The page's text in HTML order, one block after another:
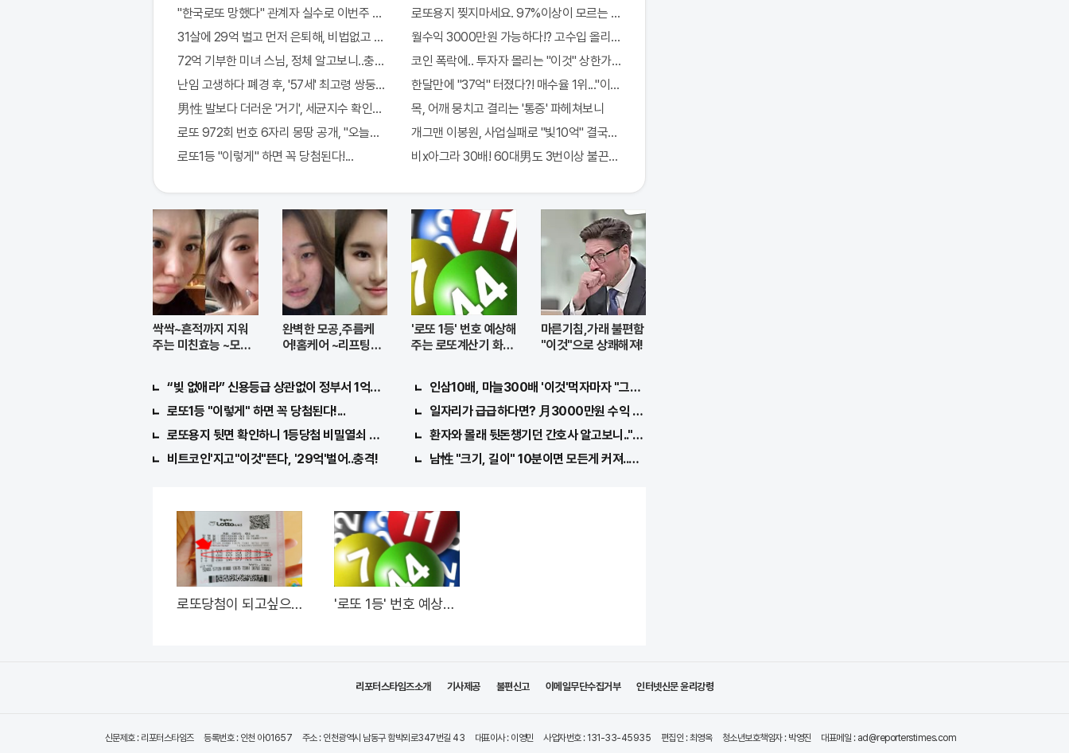
"한국로또 망했다" 관계자 실수로 이번주 971회차 번호 6자리 공개!? 꼭 확인해라!
31살에 29억 벌고 먼저 은퇴해, 비법없고 규칙만 지켰다!
72억 기부한 미녀 스님, 정체 알고보니..충격!
난임 고생하다 폐경 후, '57세' 최고령 쌍둥이 출산?
男性 발보다 더러운 '거기', 세균지수 확인해보니..충격!
로또 972회 번호 6자리 몽땅 공개, "오늘만" 무료니까 꼭 오늘 확인하세요.
로또1등 "이렇게" 하면 꼭 당첨된다!...
로또용지 찢지마세요. 97%이상이 모르는 비밀! "뒷면 비추면 번호 보인다!?"
월수익 3000만원 가능하다!? 고수입 올리는 이 "자격증"에 몰리는 이유 알고보니…
코인 폭락에.. 투자자 몰리는 "이것" 상한가 포착해! 미리 투자..
한달만에 "37억" 터졌다?! 매수율 1위..."이종목" 당장사라!
목, 어깨 뭉치고 결리는 '통증' 파헤쳐보니
개그맨 이봉원, 사업실패로 "빛10억" 결국…
비x아그라 30배! 60대男도 3번이상 불끈불끈!
싹싹~흔적까지 지워
주는 미친효능 ~모공
완벽한 모공,주름케
어!홈케어 ~리프팅모
'로또 1등' 번호 예상해
주는 로또계산기 화
마른기침,가래 불편함
"이것"으로 상쾌해져!
“빚 없애라” 신용등급 상관없이 정부서 1억지원!
로또1등 "이렇게" 하면 꼭 당첨된다!...
로또용지 뒷면 확인하니 1등당첨 비밀열쇠 발견돼
비트코인'지고"이것"뜬다, '29억'벌어..충격!
인삼10배, 마늘300배 '이것'먹자마자 "그곳" 땅땅해져..헉!
일자리가 급급하다면? 月3000만원 수익 가능한 이 "자격증" 주목받고 있어..
환자와 몰래 뒷돈챙기던 간호사 알고보니.."충격"
남性 "크기, 길이" 10분이면 모든게 커져..화제!
로또당첨이 되고싶으
'로또 1등' 번호 예상해
리포터스타임즈소개 기사제공 불편신고 이메일무단수집거부 인터넷신문 윤리강령
신문제호 : 리포터스타임즈 등록번호 : 인천 아01657 주소 : 인천광역시 남동구 함박뫼로347번길 43 대표이사 : 이영민 사업자번호 : 131-33-45935 편집인 : 최영옥 청소년보호책임자 : 박영진 대표메일 : ad@reporterstimes.com